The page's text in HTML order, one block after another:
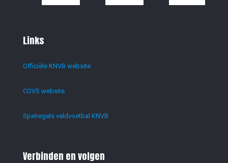
Links
Officiële KNVB website
COVS website
Spelregels veldvoetbal KNVB
Verbinden en volgen